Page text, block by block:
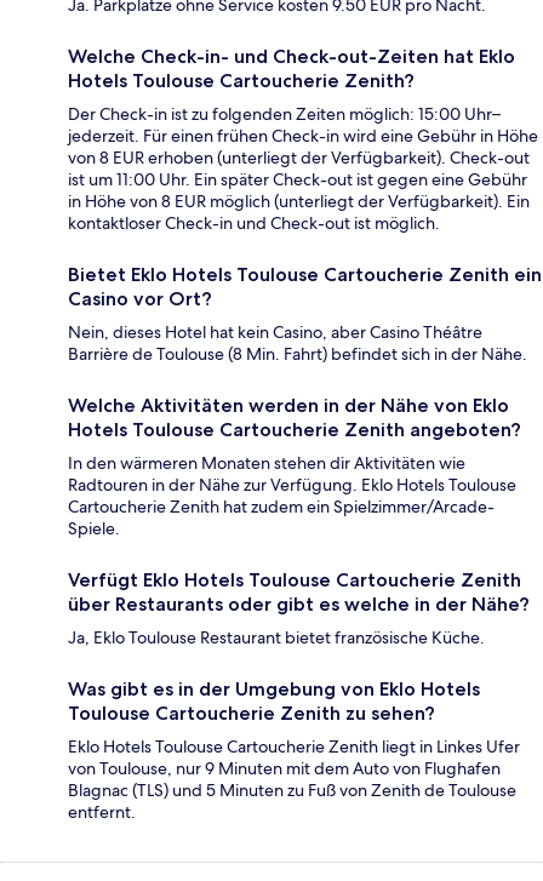
Ja. Parkplätze ohne Service kosten 9.50 EUR pro Nacht.
Welche Check-in- und Check-out-Zeiten hat Eklo
Hotels Toulouse Cartoucherie Zenith?
Der Check-in ist zu folgenden Zeiten möglich: 15:00 Uhr–
jederzeit. Für einen frühen Check-in wird eine Gebühr in Höhe
von 8 EUR erhoben (unterliegt der Verfügbarkeit). Check-out
ist um 11:00 Uhr. Ein später Check-out ist gegen eine Gebühr
in Höhe von 8 EUR möglich (unterliegt der Verfügbarkeit). Ein
kontaktloser Check-in und Check-out ist möglich.
Bietet Eklo Hotels Toulouse Cartoucherie Zenith ein
Casino vor Ort?
Nein, dieses Hotel hat kein Casino, aber Casino Théâtre
Barrière de Toulouse (8 Min. Fahrt) befindet sich in der Nähe.
Welche Aktivitäten werden in der Nähe von Eklo
Hotels Toulouse Cartoucherie Zenith angeboten?
In den wärmeren Monaten stehen dir Aktivitäten wie
Radtouren in der Nähe zur Verfügung. Eklo Hotels Toulouse
Cartoucherie Zenith hat zudem ein Spielzimmer/Arcade-
Spiele.
Verfügt Eklo Hotels Toulouse Cartoucherie Zenith
über Restaurants oder gibt es welche in der Nähe?
Ja, Eklo Toulouse Restaurant bietet französische Küche.
Was gibt es in der Umgebung von Eklo Hotels
Toulouse Cartoucherie Zenith zu sehen?
Eklo Hotels Toulouse Cartoucherie Zenith liegt in Linkes Ufer
von Toulouse, nur 9 Minuten mit dem Auto von Flughafen
Blagnac (TLS) und 5 Minuten zu Fuß von Zenith de Toulouse
entfernt.